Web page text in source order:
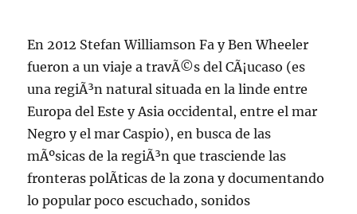
En 2012 Stefan Williamson Fa y Ben Wheeler
fueron a un viaje a travÃ©s del CÃ¡ucaso (es
una regiÃ³n natural situada en la linde entre
Europa del Este y Asia occidental, entre el mar
Negro y el mar Caspio), en busca de las
mÃºsicas de la regiÃ³n que trasciende las
fronteras polÃ­ticas de la zona y documentando
lo popular poco escuchado, sonidos